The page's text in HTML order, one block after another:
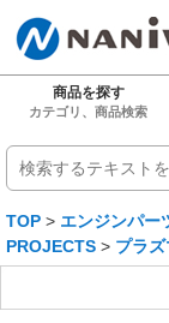
商品を探す
カテゴリ、商品検索
TOP > エンジンパー
PROJECTS > プラ